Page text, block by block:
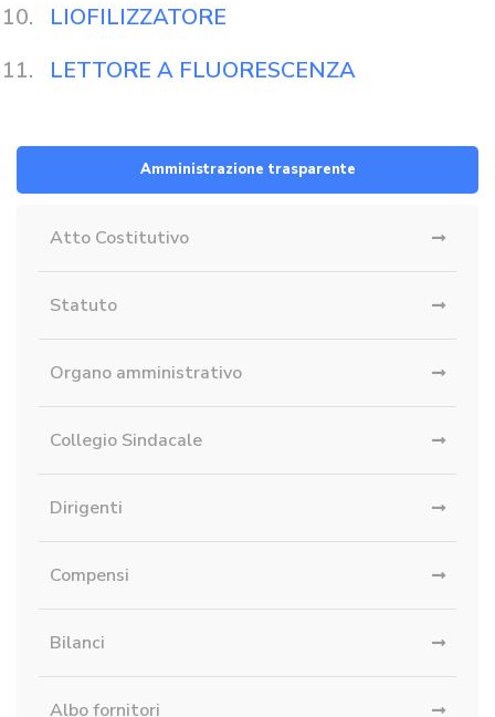
LIOFILIZZATORE
LETTORE A FLUORESCENZA
Amministrazione trasparente
Atto Costitutivo
Statuto
Organo amministrativo
Collegio Sindacale
Dirigenti
Compensi
Bilanci
Albo fornitori